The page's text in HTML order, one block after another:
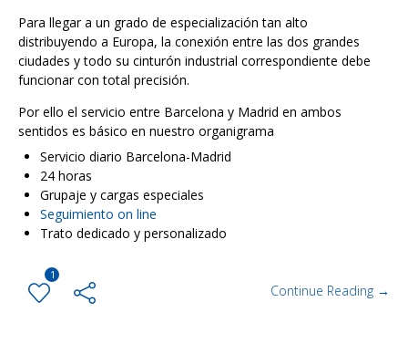
Para llegar a un grado de especialización tan alto
distribuyendo a Europa, la conexión entre las dos grandes
ciudades y todo su cinturón industrial correspondiente debe
funcionar con total precisión.
Por ello el servicio entre Barcelona y Madrid en ambos
sentidos es básico en nuestro organigrama
Servicio diario Barcelona-Madrid
24 horas
Grupaje y cargas especiales
Seguimiento on line
Trato dedicado y personalizado
1
Continue Reading →